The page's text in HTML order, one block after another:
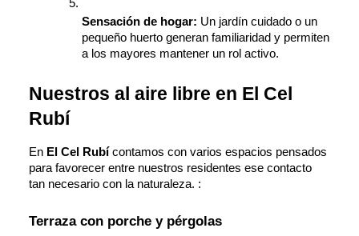
Sensación de hogar: Un jardín cuidado o un
pequeño huerto generan familiaridad y permiten
a los mayores mantener un rol activo.
Nuestros al aire libre en El Cel
Rubí
En El Cel Rubí contamos con varios espacios pensados
para favorecer entre nuestros residentes ese contacto
tan necesario con la naturaleza. :
Terraza con porche y pérgolas